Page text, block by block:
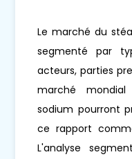
Le marché du
segmenté par
acteurs, parties
marché
sodium pourront
ce rapport
L'analyse